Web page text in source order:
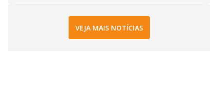
VEJA MAIS NOTÍCIAS